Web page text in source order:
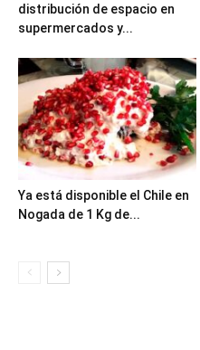
distribución de espacio en
supermercados y...
Ya está disponible el Chile en
Nogada de 1 Kg de...